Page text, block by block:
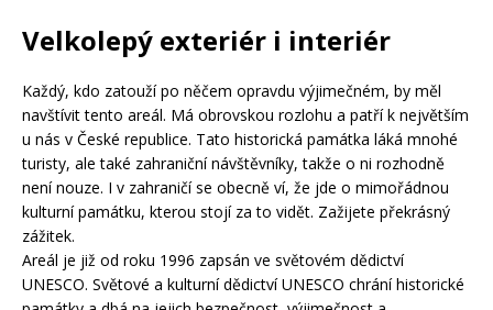
Velkolepý exteriér i interiér
Každý, kdo zatouží po něčem opravdu výjimečném, by měl
navštívit tento areál. Má obrovskou rozlohu a patří k největším
u nás v České republice. Tato historická památka láká mnohé
turisty, ale také zahraniční návštěvníky, takže o ni rozhodně
není nouze. I v zahraničí se obecně ví, že jde o mimořádnou
kulturní památku, kterou stojí za to vidět. Zažijete překrásný
zážitek.
Areál je již od roku 1996 zapsán ve světovém dědictví
UNESCO. Světové a kulturní dědictví UNESCO chrání historické